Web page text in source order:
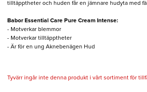
tilltäpptheter och huden får en jämnare hudyta med
Babor Essential Care Pure Cream Intense:
- Motverkar blemmor
- Motverkar tilltäpptheter
- Är för en ung Aknebenägen Hud
Tyvärr ingår inte denna produkt i vårt sortiment för